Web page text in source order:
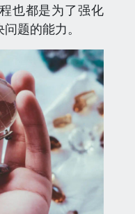
也都是为了强化
题的能力。